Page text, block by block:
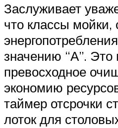
Заслуживает
что классы мойки,
значению “А”. Это
превосходное
экономию
таймер отсрочки
лоток для